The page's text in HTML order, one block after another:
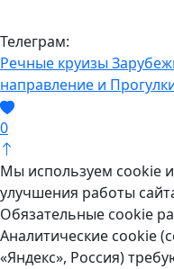
Телеграм:
Речные круизы
направление и
0
Мы используем cookie
улучшения работы
Обязательные cookie
Аналитические cookie
«Яндекс», Россия)